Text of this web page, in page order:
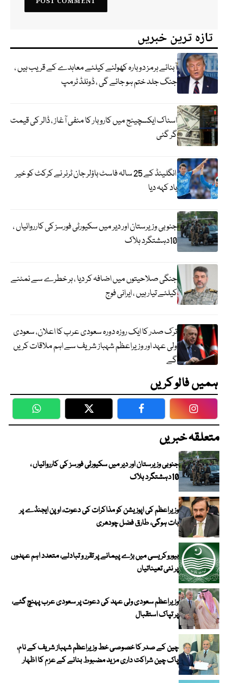
تازہ ترین خبریں
آبنائے ہرمز دوبارہ کھولنے کیلئے معاہدے کے قریب ہیں ،
جنگ جلد ختم ہو جائے گی ، ڈونلڈ ٹرمپ
اسٹاک ایکسچینج میں کاروبار کا منفی آغاز ، ڈالر کی قیمت
گر گئی
انگلینڈ کے 25 سالہ فاسٹ باؤلر جان ٹرنر نے کرکٹ کو خیر
باد کہہ دیا
جنوبی وزیرستان اور دیر میں سکیورٹی فورسز کی کارروائیاں ،
10دہشتگرد ہلاک
جنگی صلاحیتوں میں اضافہ کر دیا ، ہر خطرے سے نمٹنے
کیلئے تیار ہیں ، ایرانی فوج
ترک صدر کا ایک روزہ دورہ سعودی عرب کا اعلان، سعودی
ولی عہد اور وزیراعظم شہباز شریف سے اہم ملاقات کریں
گے
ہمیں فالو کریں
WhatsApp Twitter Facebook
متعلقہ خبریں
جنوبی وزیرستان اور دیر میں سکیورٹی فورسز کی کارروائیاں ،
10دہشتگرد ہلاک
وزیراعظم کی اپوزیشن کو مذاکرات کی دعوت، اوپن ایجنڈے پر
بات ہوگی، طارق فضل چودھری
بیوروکریسی میں بڑے پیمانے پر تقرر و تبادلے، متعدد اہم عہدوں
پر نئی تعیناتیاں
وزیراعظم سعودی ولی عہد کی دعوت پر سعودی عرب پہنچ گئے،
پر تپاک استقبال
چین کے صدر کا خصوصی خط وزیراعظم شہباز شریف کے نام،
پاک چین شراکت داری مزید مضبوط بنانے کے عزم کا اظہار